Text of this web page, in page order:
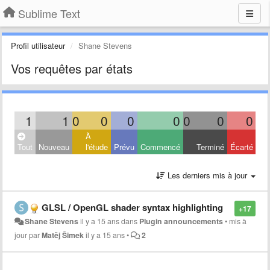
Sublime Text
Profil utilisateur Shane Stevens
Vos requêtes par états
1 1 0 0 0 0 0 0 0
Tout Nouveau
À
l'étude Prévu Commencé Terminé Écarté
Les derniers mis à jour
+17
GLSL / OpenGL shader syntax highlighting
Shane Stevensil y a 15 ansdans Plugin announcements• mis à
jour parMatěj Šimekil y a 15 ans• 2